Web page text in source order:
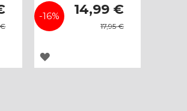
€
-16%
Precio
especial
14,99 €
17,95 €
AGREGAR